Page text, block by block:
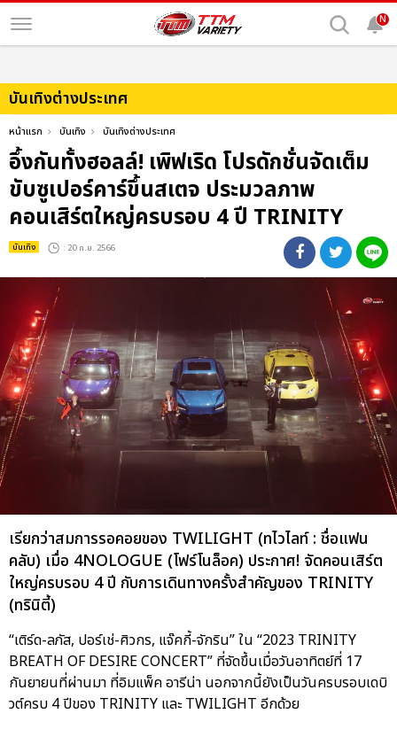
N
บันเทิงต่างประเทศ
หน้าแรก บันเทิง บันเทิงต่างประเทศ
อึ้งกันทั้งฮอลล์! เพิฟเริด โปรดักชั่นจัดเต็ม
ขับซูเปอร์คาร์ขึ้นสเตจ ประมวลภาพ
คอนเสิร์ตใหญ่ครบรอบ 4 ปี TRINITY
บันเทิง : 20 ก.ย. 2566
เรียกว่าสมการรอคอยของ TWILIGHT (ทไวไลท์ : ชื่อแฟน
คลับ) เมื่อ 4NOLOGUE (โฟร์โนล็อค) ประกาศ! จัดคอนเสิร์ต
ใหญ่ครบรอบ 4 ปี กับการเดินทางครั้งสำคัญของ TRINITY
(ทรินิตี้)
“เติร์ด-ลภัส, ปอร์เช่-ศิวกร, แจ๊คกี้-จักริน” ใน “2023 TRINITY
BREATH OF DESIRE CONCERT” ที่จัดขึ้นเมื่อวันอาทิตย์ที่ 17
กันยายนที่ผ่านมา ที่อิมแพ็ค อารีน่า นอกจากนี้ยังเป็นวันครบรอบเดบิ
วต์ครบ 4 ปีของ TRINITY และ TWILIGHT อีกด้วย